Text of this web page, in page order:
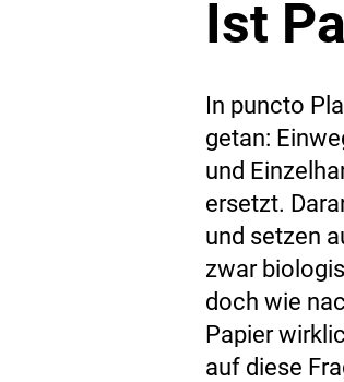
Ist
In puncto
getan:
und
ersetzt.
und setzen
zwar
doch wie
Papier
auf diese